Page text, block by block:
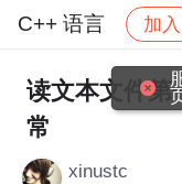
C++ 语言 加入
社区 C++ 语言
读文本文件第
常
xinustc